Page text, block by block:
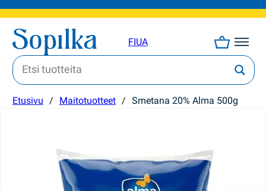
FIUA
Etusivu / Maitotuotteet / Smetana 20% Alma 500g